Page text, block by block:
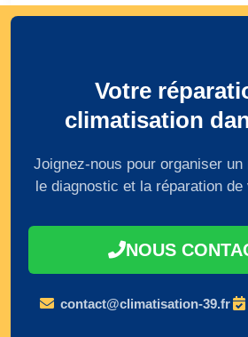
Votre
climatisation
Joignez-nous pour organiser
le diagnostic et la réparation
NOUS
contact@climatisation-39.fr